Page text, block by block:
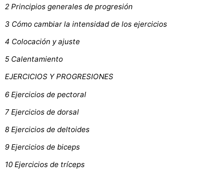
2 Principios generales de progresión
3 Cómo cambiar la intensidad de los ejercicios
4 Colocación y ajuste
5 Calentamiento
EJERCICIOS Y PROGRESIONES
6 Ejercicios de pectoral
7 Ejercicios de dorsal
8 Ejercicios de deltoides
9 Ejercicios de biceps
10 Ejercicios de tríceps